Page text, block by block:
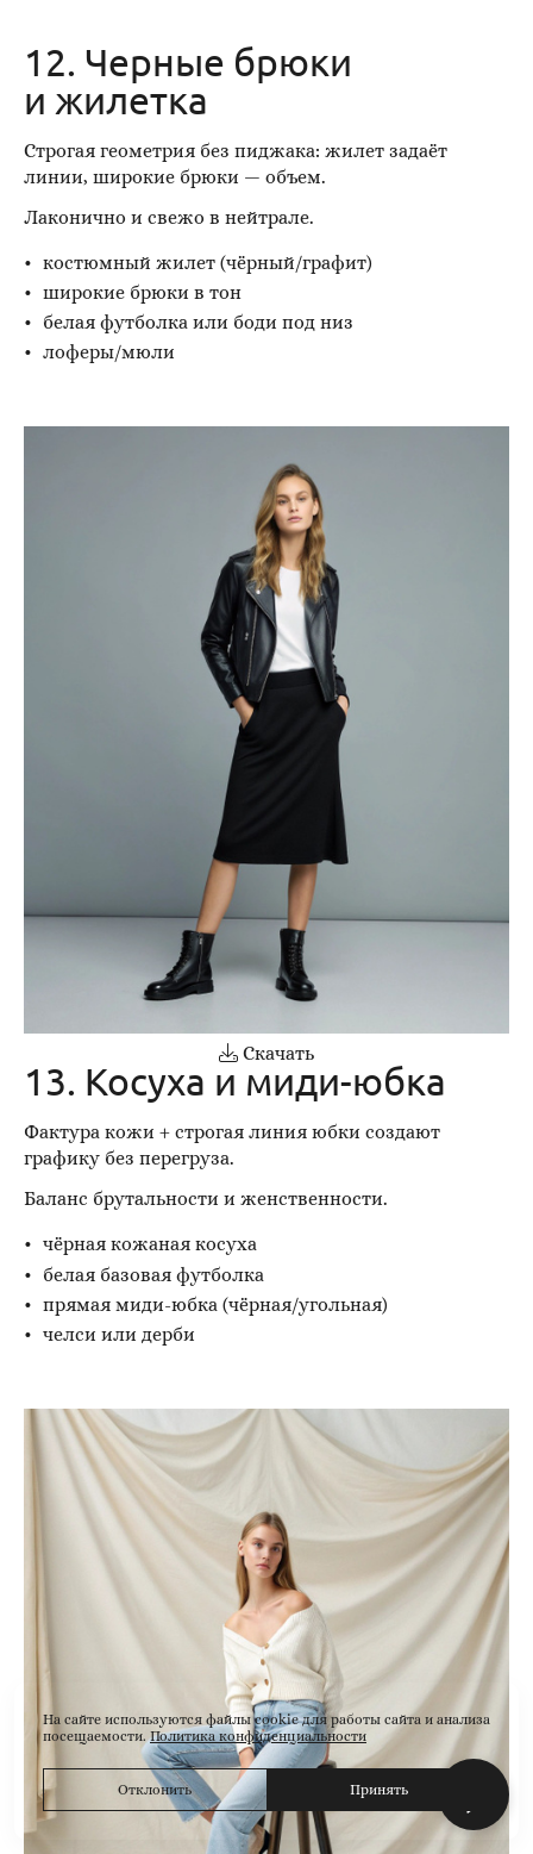
12. Черные брюки
и жилетка
Строгая геометрия без пиджака: жилет задаёт
линии, широкие брюки — объем.
Лаконично и свежо в нейтрале.
костюмный жилет (чёрный/графит)
широкие брюки в тон
белая футболка или боди под низ
лоферы/мюли
Скачать
13. Косуха и миди-юбка
Фактура кожи + строгая линия юбки создают
графику без перегруза.
Баланс брутальности и женственности.
чёрная кожаная косуха
белая базовая футболка
прямая миди-юбка (чёрная/угольная)
челси или дерби
На сайте используются файлы cookie для работы сайта и анализа
посещаемости.Политика конфиденциальности
Отклонить Принять